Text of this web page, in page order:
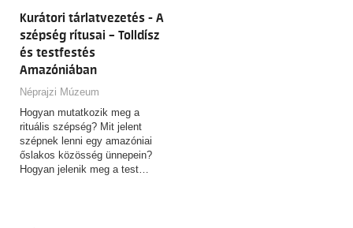
Kurátori tárlatvezetés - A
szépség rítusai – Tolldísz
és testfestés
Amazóniában
Néprajzi Múzeum
Hogyan mutatkozik meg a
rituális szépség? Mit jelent
szépnek lenni egy amazóniai
őslakos közösség ünnepein?
Hogyan jelenik meg a test…